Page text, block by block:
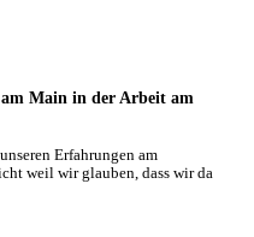
Main in der Arbeit am
Erfahrungen am
weil wir glauben, dass wir da